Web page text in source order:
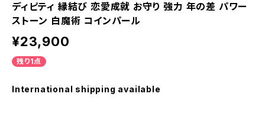
ディピティ 縁結び 恋愛成就 お守り 強力 年の差 パワー
ストーン 白魔術 コインパール
¥23,900
残り1点
International shipping available